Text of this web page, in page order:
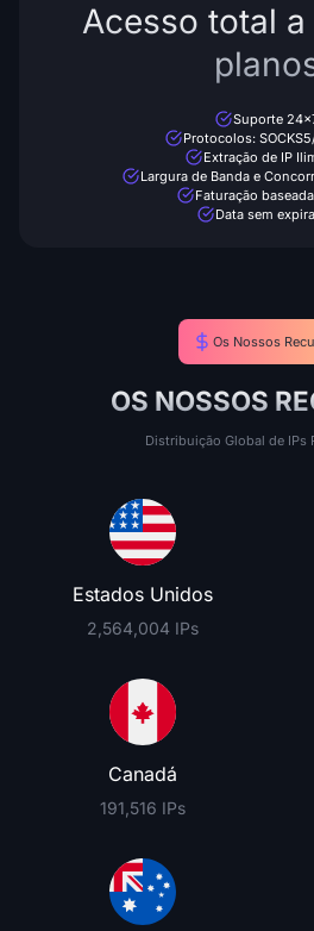
Acesso total
Suporte
Protocolos:
Extração de IP
Largura de Banda e
Faturação
Data sem
Os Nossos
OS NOSSOS
Distribuição Global de IPs
Estados Unidos
2,564,004 IPs
Canadá
191,516 IPs